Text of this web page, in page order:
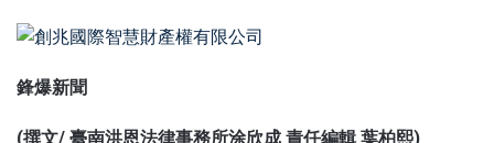
鋒爆新聞
(撰文/ 臺南洪恩法律事務所涂欣成 責任編輯 葉柏熙)